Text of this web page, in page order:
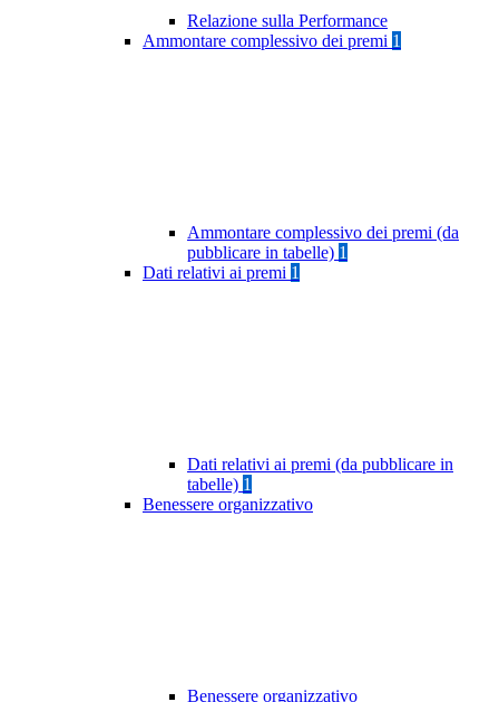
Relazione sulla Performance
Ammontare complessivo dei premi 1
Ammontare complessivo dei premi (da
pubblicare in tabelle) 1
Dati relativi ai premi 1
Dati relativi ai premi (da pubblicare in
tabelle) 1
Benessere organizzativo
Benessere organizzativo